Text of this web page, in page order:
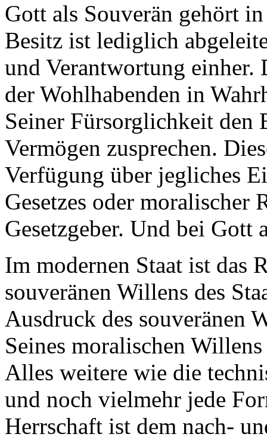
Gott als Souverän gehört
Besitz ist lediglich
und Verantwortung einher.
der Wohlhabenden in
Seiner Fürsorglichkeit den
Vermögen zusprechen.
Verfügung über jegliches
Gesetzes oder moralischer
Gesetzgeber. Und bei
Im modernen Staat ist das
souveränen Willens des
Ausdruck des souveränen
Seines moralischen
Alles weitere wie die
und noch vielmehr jede
Herrschaft ist dem nach-